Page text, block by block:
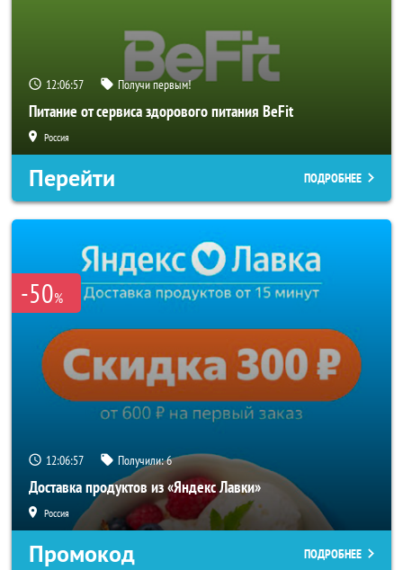
12:06:56 Получи первым!
Питание от сервиса здорового питания BeFit
Россия
Перейти ПОДРОБНЕЕ
-50%
12:06:56 Получили:6
Доставка продуктов из «Яндекс Лавки»
Россия
Промокод ПОДРОБНЕЕ